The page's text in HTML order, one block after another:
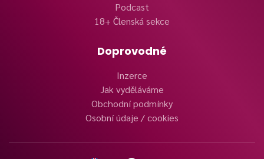
Podcast
18+ Členská sekce
Doprovodné
Inzerce
Jak vyděláváme
Obchodní podmínky
Osobní údaje / cookies